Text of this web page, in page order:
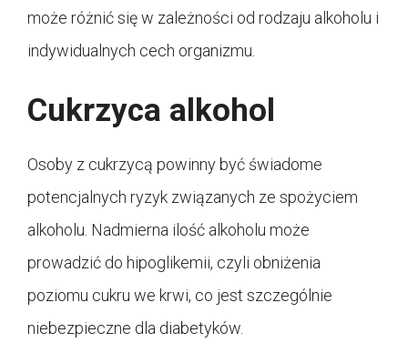
może różnić się w zależności od rodzaju alkoholu i
indywidualnych cech organizmu.
Cukrzyca alkohol
Osoby z cukrzycą powinny być świadome
potencjalnych ryzyk związanych ze spożyciem
alkoholu. Nadmierna ilość alkoholu może
prowadzić do hipoglikemii, czyli obniżenia
poziomu cukru we krwi, co jest szczególnie
niebezpieczne dla diabetyków.